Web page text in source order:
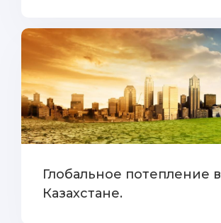
Глобальное потепление в
Казахстане.